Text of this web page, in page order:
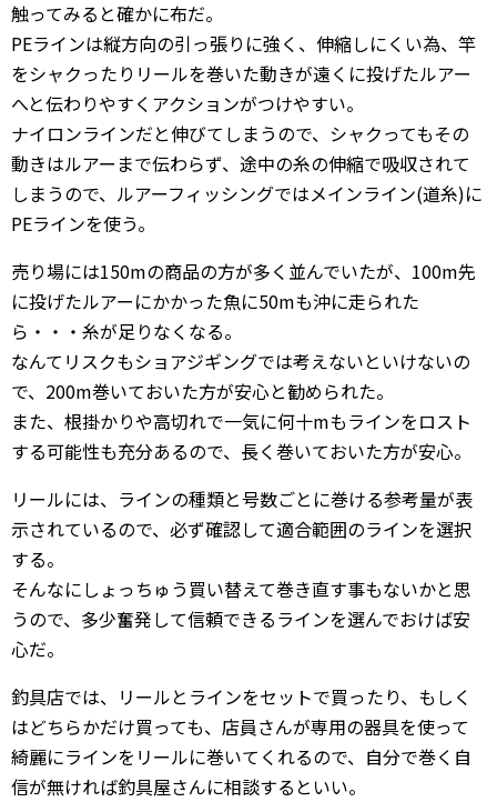
触ってみると確かに布だ。
PEラインは縦方向の引っ張りに強く、伸縮しにくい為、竿
をシャクったりリールを巻いた動きが遠くに投げたルアー
へと伝わりやすくアクションがつけやすい。
ナイロンラインだと伸びてしまうので、シャクってもその
動きはルアーまで伝わらず、途中の糸の伸縮で吸収されて
しまうので、ルアーフィッシングではメインライン(道糸)に
PEラインを使う。
売り場には150mの商品の方が多く並んでいたが、100m先
に投げたルアーにかかった魚に50mも沖に走られた
ら・・・糸が足りなくなる。
なんてリスクもショアジギングでは考えないといけないの
で、200m巻いておいた方が安心と勧められた。
また、根掛かりや高切れで一気に何十mもラインをロスト
する可能性も充分あるので、長く巻いておいた方が安心。
リールには、ラインの種類と号数ごとに巻ける参考量が表
示されているので、必ず確認して適合範囲のラインを選択
する。
そんなにしょっちゅう買い替えて巻き直す事もないかと思
うので、多少奮発して信頼できるラインを選んでおけば安
心だ。
釣具店では、リールとラインをセットで買ったり、もしく
はどちらかだけ買っても、店員さんが専用の器具を使って
綺麗にラインをリールに巻いてくれるので、自分で巻く自
信が無ければ釣具屋さんに相談するといい。